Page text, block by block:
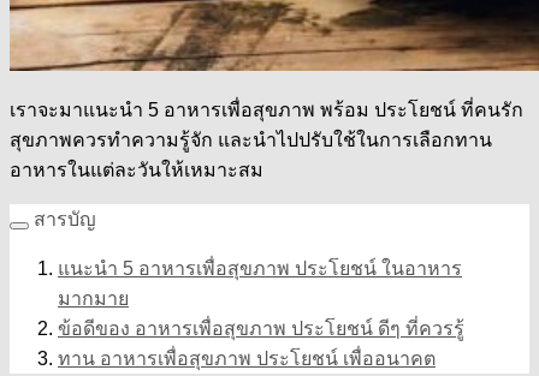
เราจะมาแนะนำ 5 อาหารเพื่อสุขภาพ พร้อม ประโยชน์ ที่คนรัก
สุขภาพควรทำความรู้จัก และนำไปปรับใช้ในการเลือกทาน
อาหารในแต่ละวันให้เหมาะสม
สารบัญ
แนะนำ 5 อาหารเพื่อสุขภาพ ประโยชน์ ในอาหาร
มากมาย
ข้อดีของ อาหารเพื่อสุขภาพ ประโยชน์ ดีๆ ที่ควรรู้
ทาน อาหารเพื่อสุขภาพ ประโยชน์ เพื่ออนาคต